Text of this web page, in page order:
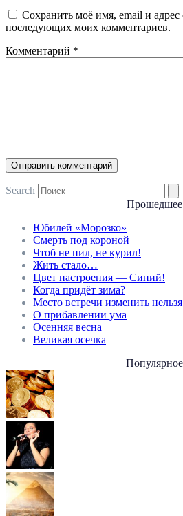
Сохранить моё имя, email и адрес
последующих моих комментариев.
Комментарий *
Search
Прошедшее
Юбилей «Морозко»
Смерть под короной
Чтоб не пил, не курил!
Жить стало…
Цвет настроения — Синий!
Когда придёт зима?
Место встречи изменить нельзя
О прибавлении ума
Осенняя весна
Великая осечка
Популярное